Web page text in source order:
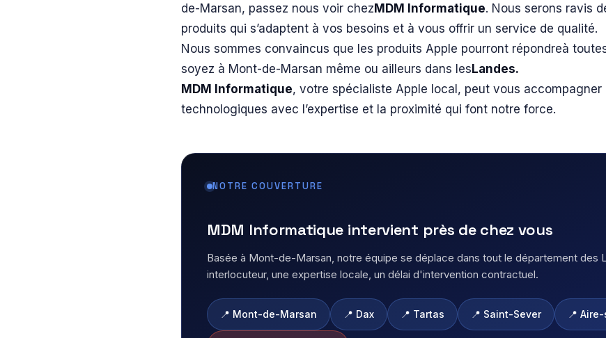
de-Marsan, passez nous voir chezMDM Informatique. Nous serons ravis
produits qui s’adaptent à vos besoins et à vous offrir un service de qualité.
Nous sommes convaincus que les produits Apple pourront répondreà
soyez à Mont-de-Marsan même ou ailleurs dans lesLandes.
MDM Informatique, votre spécialiste Apple local, peut vous accompagner
technologiques avec l’expertise et la proximité qui font notre force.
NOTRE COUVERTURE
MDM Informatique intervient près de chez vous
Basée à Mont-de-Marsan, notre équipe se déplace dans tout le département des
interlocuteur, une expertise locale, un délai d'intervention contractuel.
📍 Mont-de-Marsan 📍 Dax 📍 Tartas 📍 Saint-Sever 📍